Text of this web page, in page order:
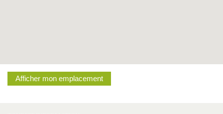
Afficher mon emplacement